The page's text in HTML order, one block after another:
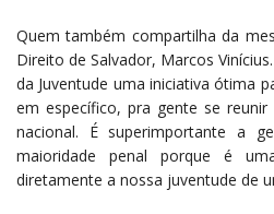
Quem também compartilha da
Direito de Salvador, Marcos
da Juventude uma iniciativa ótima
em específico, pra gente se
nacional. É superimportante a
maioridade penal porque é
diretamente a nossa juventude de